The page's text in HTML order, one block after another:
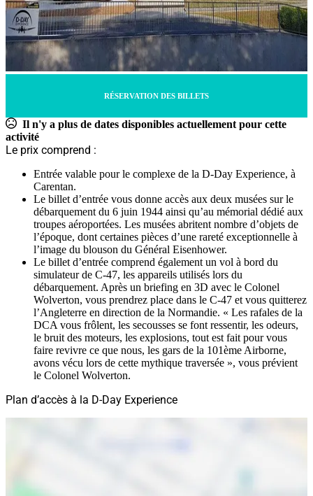
RÉSERVATION DES BILLETS
Il n'y a plus de dates disponibles actuellement pour cette
activité
Le prix comprend :
Entrée valable pour le complexe de la D-Day Experience, à
Carentan.
Le billet d’entrée vous donne accès aux deux musées sur le
débarquement du 6 juin 1944 ainsi qu’au mémorial dédié aux
troupes aéroportées. Les musées abritent nombre d’objets de
l’époque, dont certaines pièces d’une rareté exceptionnelle à
l’image du blouson du Général Eisenhower.
Le billet d’entrée comprend également un vol à bord du
simulateur de C-47, les appareils utilisés lors du
débarquement. Après un briefing en 3D avec le Colonel
Wolverton, vous prendrez place dans le C-47 et vous quitterez
l’Angleterre en direction de la Normandie. « Les rafales de la
DCA vous frôlent, les secousses se font ressentir, les odeurs,
le bruit des moteurs, les explosions, tout est fait pour vous
faire revivre ce que nous, les gars de la 101ème Airborne,
avons vécu lors de cette mythique traversée », vous prévient
le Colonel Wolverton.
Plan d’accès à la D-Day Experience